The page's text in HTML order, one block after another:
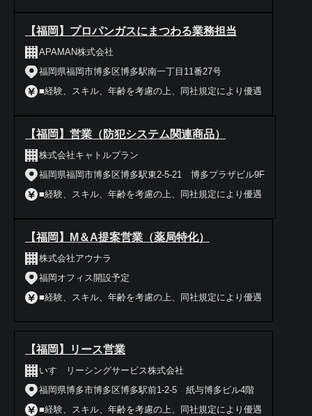
【福岡】プロパンガスにまつわる業務担当
APAMAN株式会社
福岡県福岡市博多区博多駅南一丁目11番27号
■経験、スキル、年齢を考慮の上、同社規定により優遇
【福岡】営業（防犯システム関連商品）
株式会社キャトルプラン
福岡県福岡市博多区博多駅東2-5-21 博多プラザビル9F
■経験、スキル、年齢を考慮の上、同社規定により優遇
【福岡】M＆A提案営業（薬局特化）
株式会社アウナラ
福岡オフィス開設予定
■経験、スキル、年齢を考慮の上、同社規定により優遇
【福岡】リース営業
いすゞリーシングサービス株式会社
福岡県博多市博多区博多駅前1-2-5 紙与博多ビル4階
■経験、スキル、年齢を考慮の上、同社規定により優遇